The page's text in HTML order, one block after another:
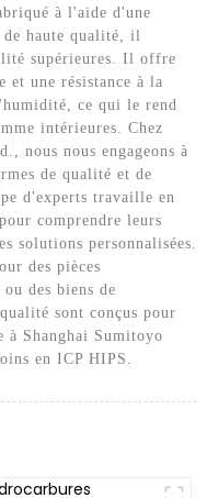
à l'aide d'une
de haute qualité, il
supérieures. Il offre
et une résistance à la
ce qui le rend
intérieures. Chez
nous nous engageons à
de qualité et de
d'experts travaille en
comprendre leurs
solutions personnalisées.
des pièces
des biens de
sont conçus pour
à Shanghai Sumitoyo
en ICP HIPS.